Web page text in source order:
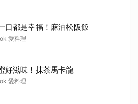
口都是幸福！麻油松阪飯
愛料理
好滋味！抹茶馬卡龍
愛料理